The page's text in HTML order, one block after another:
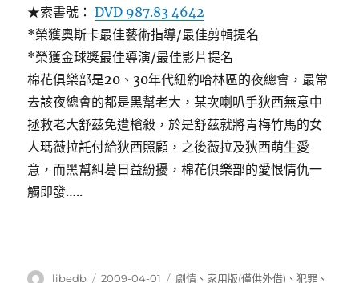
★索書號：DVD 987.83 4642
*榮獲奧斯卡最佳藝術指導/最佳剪輯提名
*榮獲金球獎最佳導演/最佳影片提名
棉花俱樂部是20、30年代紐約哈林區的夜總會，最常
去該夜總會的都是黑幫老大，某次喇叭手狄西無意中
拯救老大舒茲免遭槍殺，於是舒茲就將青梅竹馬的女
人瑪薇拉託付給狄西照顧，之後薇拉及狄西萌生愛
意，而黑幫糾葛日益紛擾，棉花俱樂部的愛恨情仇一
觸即發…..
作
libedb
發
2009-04-01
分
劇情 、 家用版(僅供外借) 、犯罪 、